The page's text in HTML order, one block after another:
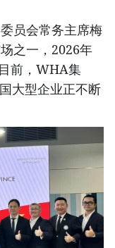
员会常务主席梅
之一，2026年
前，WHA集
大型企业正不断